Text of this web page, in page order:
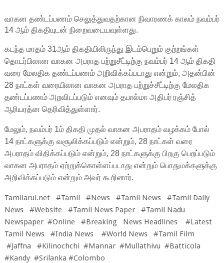
வாகன தண்டப்பணம் செலுத்துவதற்கான நிவாரணக் காலம் நவம்பர்
14 ஆம் திகதியுடன் நிறைவடையவுள்ளது.
கடந்த மாதம் 31ஆம் திகதியிலிருந்து இடம்பெறும் குற்றங்கள்
தொடர்பிலான வாகன அபராத பற்றுசீட்டிற்கு நவம்பர் 14 ஆம் திகதி
வரை மேலதிக தண்டப்பணம் அறிவிக்கப்படாது என்றும், அதன்பின்
28 நாட்கள் வரையிலான வாகன அபராத பற்றுச்சீட்டிற்கு மேலதிக
தண்டப்பணம் அறவிடப்படும் எனவும் தபால்மா அதிபர் ரஞ்சித்
ஆரியரத்ன தெரிவித்துள்ளார்.
மேலும், நவம்பர் 1ம் திகதி முதல் வாகன அபராதம் வழக்கம் போல்
14 நாட்களுக்கு வசூலிக்கப்படும் என்றும், 28 நாட்கள் வரை
அபராதம் விதிக்கப்படும் என்றும், 28 நாட்களுக்கு பிறகு பெறப்படும்
வாகன அபராதம் ஏற்றுக்கொள்ளப்படாது என்றும் பொதுமக்களுக்கு
அறிவிக்கப்படும் என்றும் அவர் கூறினார்.
Tamilarul.net #Tamil #News #Tamil News #Tamil Daily
News #Website #Tamil News Paper #Tamil Nadu
Newspaper #Online #Breaking News Headlines #Latest
Tamil News #India News #World News #Tamil Film
#Jaffna #Kilinochchi #Mannar #Mullathivu #Batticola
#Kandy #Srilanka #Colombo